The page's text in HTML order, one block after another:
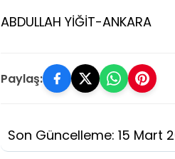
ABDULLAH YİĞİT-ANKARA
Paylaş:
Son Güncelleme: 15 Mart